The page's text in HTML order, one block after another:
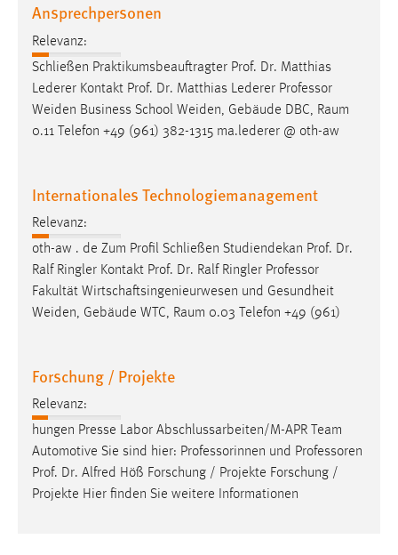
Ansprechpersonen
Relevanz:
Schließen Praktikumsbeauftragter Prof. Dr. Matthias
Lederer Kontakt Prof. Dr. Matthias Lederer Professor
Weiden Business School Weiden, Gebäude DBC, Raum
0.11 Telefon +49 (961) 382-1315 ma.lederer @ oth-aw
Internationales Technologiemanagement
Relevanz:
oth-aw . de Zum Profil Schließen Studiendekan Prof. Dr.
Ralf Ringler Kontakt Prof. Dr. Ralf Ringler Professor
Fakultät Wirtschaftsingenieurwesen und Gesundheit
Weiden, Gebäude WTC, Raum 0.03 Telefon +49 (961)
Forschung / Projekte
Relevanz:
hungen Presse Labor Abschlussarbeiten/M-APR Team
Automotive Sie sind hier: Professorinnen und Professoren
Prof. Dr. Alfred Höß Forschung / Projekte Forschung /
Projekte Hier finden Sie weitere Informationen